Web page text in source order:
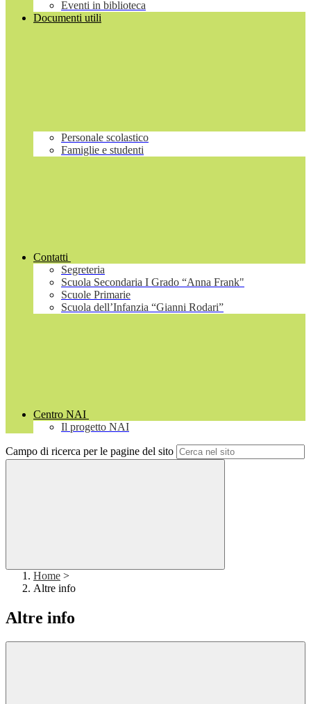
Eventi in biblioteca
Documenti utili
Personale scolastico
Famiglie e studenti
Contatti
Segreteria
Scuola Secondaria I Grado “Anna Frank"
Scuole Primarie
Scuola dell’Infanzia “Gianni Rodari”
Centro NAI
Il progetto NAI
Campo di ricerca per le pagine del sito
Home >
Altre info
Altre info